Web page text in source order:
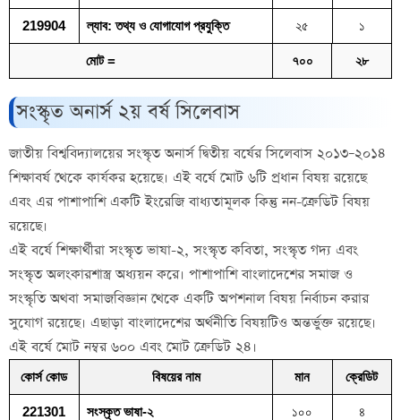
219904 ল্যাব: তথ্য ও যোগাযোগ প্রযুক্তি ২৫ ১
মোট = ৭০০ ২৮
সংস্কৃত অনার্স ২য় বর্ষ সিলেবাস
জাতীয় বিশ্ববিদ্যালয়ের সংস্কৃত অনার্স দ্বিতীয় বর্ষের সিলেবাস ২০১৩–২০১৪
শিক্ষাবর্ষ থেকে কার্যকর হয়েছে। এই বর্ষে মোট ৬টি প্রধান বিষয় রয়েছে
এবং এর পাশাপাশি একটি ইংরেজি বাধ্যতামূলক কিন্তু নন-ক্রেডিট বিষয়
রয়েছে।
এই বর্ষে শিক্ষার্থীরা সংস্কৃত ভাষা-২, সংস্কৃত কবিতা, সংস্কৃত গদ্য এবং
সংস্কৃত অলংকারশাস্ত্র অধ্যয়ন করে। পাশাপাশি বাংলাদেশের সমাজ ও
সংস্কৃতি অথবা সমাজবিজ্ঞান থেকে একটি অপশনাল বিষয় নির্বাচন করার
সুযোগ রয়েছে। এছাড়া বাংলাদেশের অর্থনীতি বিষয়টিও অন্তর্ভুক্ত রয়েছে।
এই বর্ষে মোট নম্বর ৬০০ এবং মোট ক্রেডিট ২৪।
কোর্স কোড বিষয়ের নাম মান ক্রেডিট
221301 সংস্কৃত ভাষা-২ ১০০ ৪